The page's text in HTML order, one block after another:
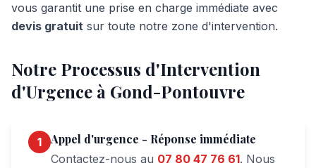
vous garantit une prise en charge immédiate avec
devis gratuit sur toute notre zone d'intervention.
Notre Processus d'Intervention
d'Urgence à Gond-Pontouvre
1 Appel d'urgence - Réponse immédiate
Contactez-nous au 07 80 47 76 61. Nous